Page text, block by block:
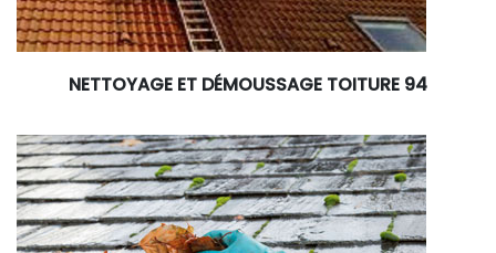
NETTOYAGE ET DÉMOUSSAGE TOITURE 94